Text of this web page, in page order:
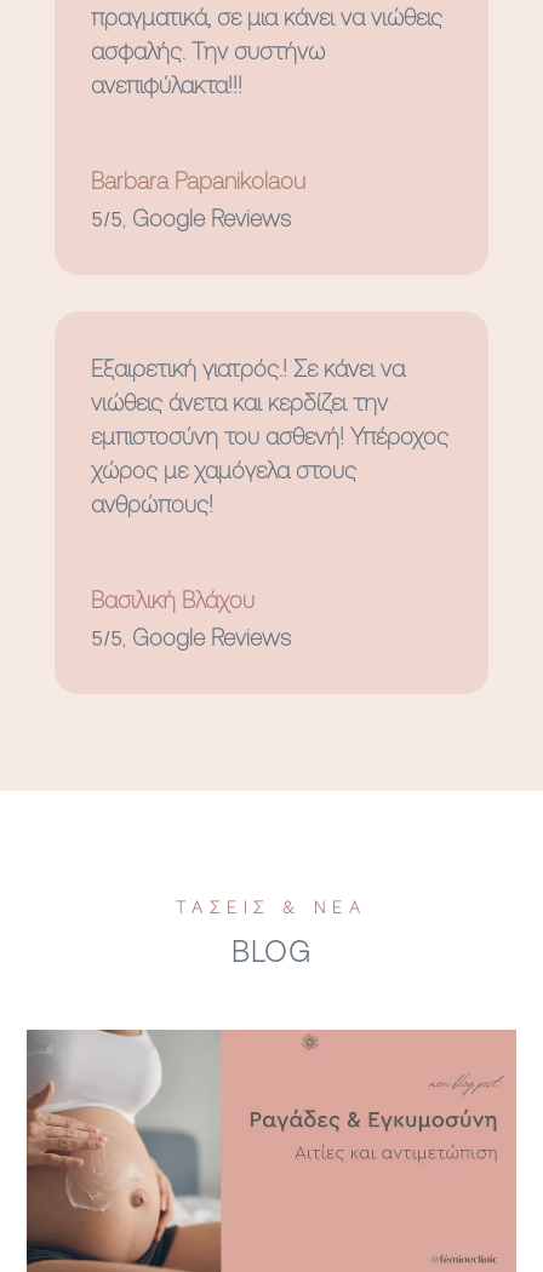
πραγματικά, σε μια κάνει να νιώθεις
ασφαλής. Την συστήνω
ανεπιφύλακτα!!!
Barbara Papanikolaou
5/5, Google Reviews
Εξαιρετική γιατρός.! Σε κάνει να
νιώθεις άνετα και κερδίζει την
εμπιστοσύνη του ασθενή! Υπέροχος
χώρος με χαμόγελα στους
ανθρώπους!
Βασιλική Βλάχου
5/5, Google Reviews
ΤΑΣΕΙΣ & ΝΕΑ
BLOG